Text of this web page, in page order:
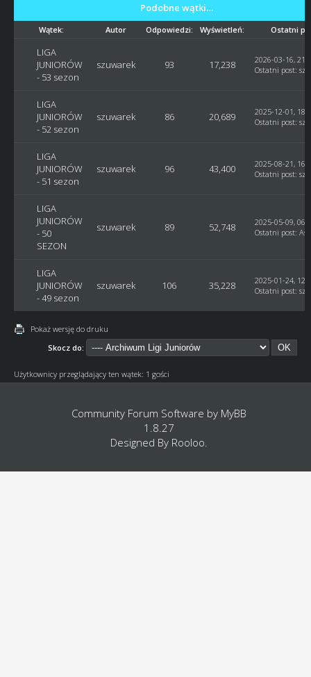
Podobne wątki…
Wątek: Autor Odpowiedzi: Wyświetleń: Ostatni
LIGA
JUNIORÓW
- 53 sezon
szuwarek 93 17,238
2026-03-16,
Ostatni post:
LIGA
JUNIORÓW
- 52 sezon
szuwarek 86 20,689
2025-12-01,
Ostatni post:
LIGA
JUNIORÓW
- 51 sezon
szuwarek 96 43,400
2025-08-21,
Ostatni post:
LIGA
JUNIORÓW
- 50
SEZON
szuwarek 89 52,748
2025-05-09,
Ostatni post:
LIGA
JUNIORÓW
- 49 sezon
szuwarek 106 35,228
2025-01-24,
Ostatni post:
Pokaż wersję do druku
Skocz do:
Użytkownicy przeglądający ten wątek: 1 gości
Community Forum Software by MyBB
1.8.27
Designed By Rooloo